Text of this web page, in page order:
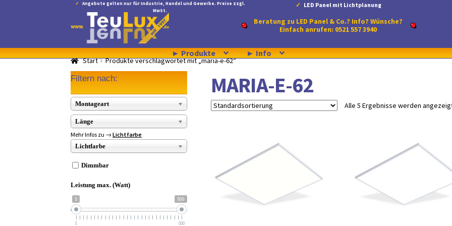
Angebote gelten nur für Industrie, Handel und Gewerbe. Preise zzgl.
MwSt.
LED Panel mit Lichtplanung
Navigation
springen
Inhalt
springen
Beratung zu LED Panel & Co.? Info? Wünsche?
Einfach anrufen: 0521 557 3940
► Produkte ► Info
Start Produkte verschlagwortet mit „maria-e-62“
MARIA-E-62
Alle 5 Ergebnisse werden
Filtern nach:
Montageart
Länge
Mehr Infos zu →Lichtfarbe
Lichtfarbe
Dimmbar
Leistung max. (Watt)
5 500
5 500